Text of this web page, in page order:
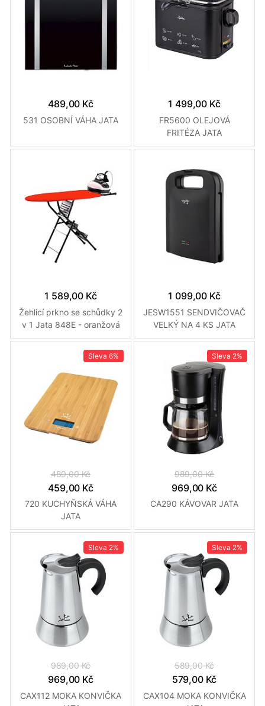
489,00 Kč
531 OSOBNÍ VÁHA JATA
1 499,00 Kč
FR5600 OLEJOVÁ
FRITÉZA JATA
1 589,00 Kč
Žehlicí prkno se schůdky 2
v 1 Jata 848E - oranžová
1 099,00 Kč
JESW1551 SENDVIČOVAČ
VELKÝ NA 4 KS JATA
Sleva 6%
489,00 Kč
459,00 Kč
720 KUCHYŇSKÁ VÁHA
JATA
Sleva 2%
989,00 Kč
969,00 Kč
CA290 KÁVOVAR JATA
Sleva 2%
989,00 Kč
969,00 Kč
CAX112 MOKA KONVIČKA
Sleva 2%
589,00 Kč
579,00 Kč
CAX104 MOKA KONVIČKA